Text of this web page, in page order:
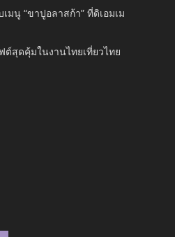
มนู “ขาปูอลาสก้า” ที่ดิเอมเม
สุดคุ้มในงานไทยเที่ยวไทย